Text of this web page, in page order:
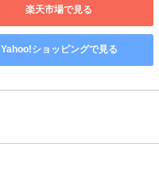
楽天市場で見る
Yahoo!ショッピングで見る